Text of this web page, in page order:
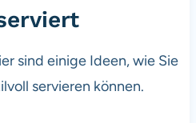
sind einige Ideen, wie Sie
servieren können.